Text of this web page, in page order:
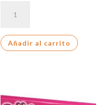
AHOY
PEPITAS
Añadir al carrito